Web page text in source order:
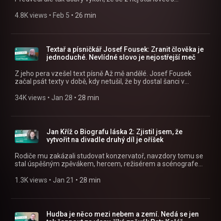
Sledujte nás na Facebooku:
https://www.facebook.com/crostrednicechy
Libor Šimůnek, kterého čeká i nové zaměstnání. »
» Sledujte nás na Facebooku:
https://www.facebook.com/crostrednicechy
4.8K views • Feb 5 • 26 min
Textař a písničkář Josef Fousek: Zranit člověka je
jednoduché. Nevlídné slovo je nejostřejší meč
Z jeho pera vzešel text písně Až mě andělé. Josef Fousek
začal psát texty v době, kdy netušil, že by dostal šanci v
byla Píseň o volovi. „Když jsem poprvé přijel do Semaforu, tak
aplikaci mujRozhlas https://rozhl.as/mujRozhlasAplikace •
Alex a host na mujRozhlas.cz
https://www.mujrozhlas.cz/alex-host » Sledujte nás na
Facebooku: https://www.facebook.com/crostrednicechy
34K views • Jan 28 • 28 min
Jan Kříž o Biografu láska 2: Zjistil jsem, že
vytvořit na divadle druhý díl je oříšek
Rodiče mu zakázali studovat konzervatoř, navzdory tomu se
stal úspěšným zpěvákem, hercem, režisérem a scénografem.
let je členem uskupení 4 Tenoři. » Poslouchejte Alex a host
Sledujte nás na Facebooku:
https://www.facebook.com/crostrednicechy
1.3K views • Jan 21 • 28 min
Hudba je něco mezi nebem a zemí. Nedá se jen